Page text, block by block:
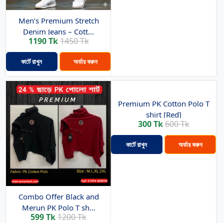
Men’s Premium Stretch
Denim Jeans – Cott...
1190 Tk1450 Tk
কার্টে রাখুন অর্ডার করুন
Combo Offer Black and
Merun PK Polo T sh...
599 Tk1200 Tk
Premium PK Cotton Polo T
shirt [Red]
300 Tk600 Tk
কার্টে রাখুন অর্ডার করুন